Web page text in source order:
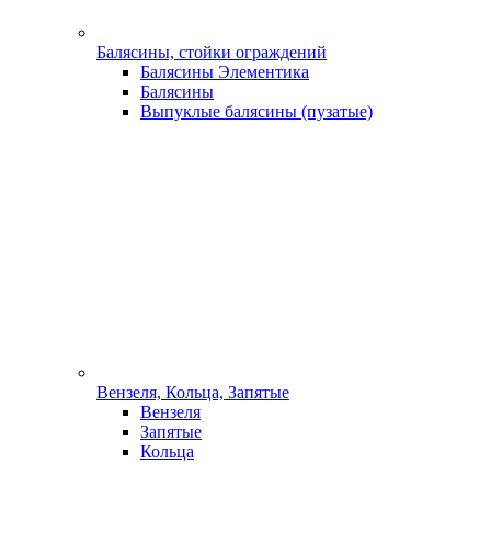
Балясины, стойки ограждений
Балясины Элементика
Балясины
Выпуклые балясины (пузатые)
Вензеля, Кольца, Запятые
Вензеля
Запятые
Кольца